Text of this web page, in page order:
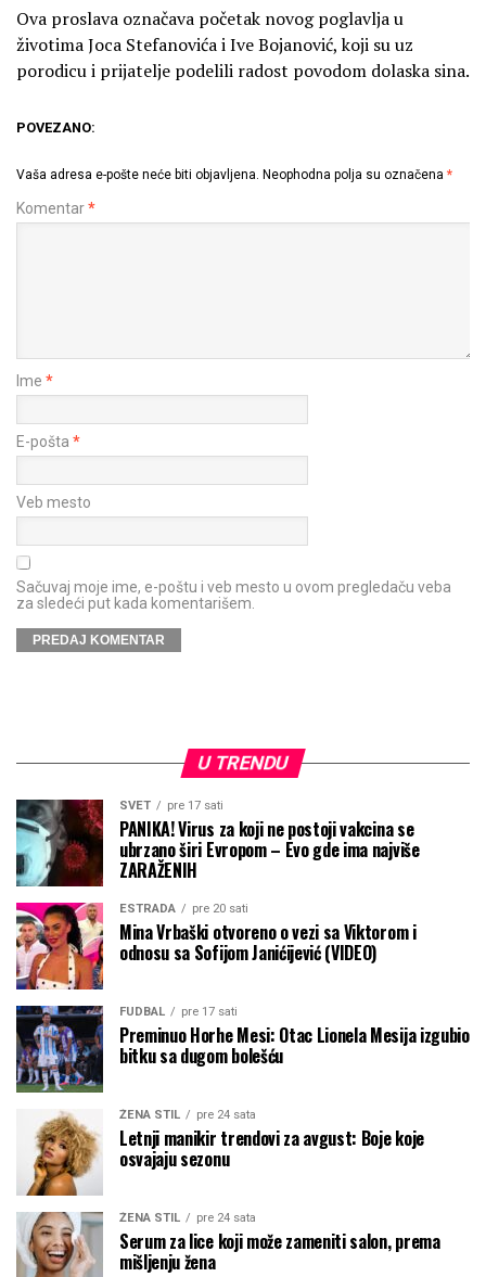
Ova proslava označava početak novog poglavlja u
životima Joca Stefanovića i Ive Bojanović, koji su uz
porodicu i prijatelje podelili radost povodom dolaska sina.
POVEZANO:
Vaša adresa e-pošte neće biti objavljena. Neophodna polja su označena *
Komentar*
Ime *
E-pošta *
Veb mesto
Sačuvaj moje ime, e-poštu i veb mesto u ovom pregledaču veba
za sledeći put kada komentarišem.
U TRENDU
SVET pre 17 sati
PANIKA! Virus za koji ne postoji vakcina se
ubrzano širi Evropom – Evo gde ima najviše
ZARAŽENIH
ESTRADA pre 20 sati
Mina Vrbaški otvoreno o vezi sa Viktorom i
odnosu sa Sofijom Janićijević (VIDEO)
FUDBAL pre 17 sati
Preminuo Horhe Mesi: Otac Lionela Mesija izgubio
bitku sa dugom bolešću
ŽENA STIL pre 24 sata
Letnji manikir trendovi za avgust: Boje koje
osvajaju sezonu
ŽENA STIL pre 24 sata
Serum za lice koji može zameniti salon, prema
mišljenju žena